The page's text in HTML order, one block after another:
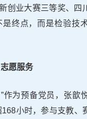
创业大赛三等奖、四
终点，而是检验技
愿服务
作为预备党员，张歆
小时，参与支教、